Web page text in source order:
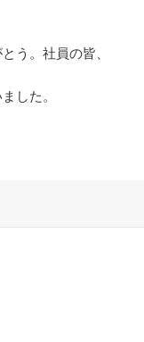
う。社員の皆、
した。